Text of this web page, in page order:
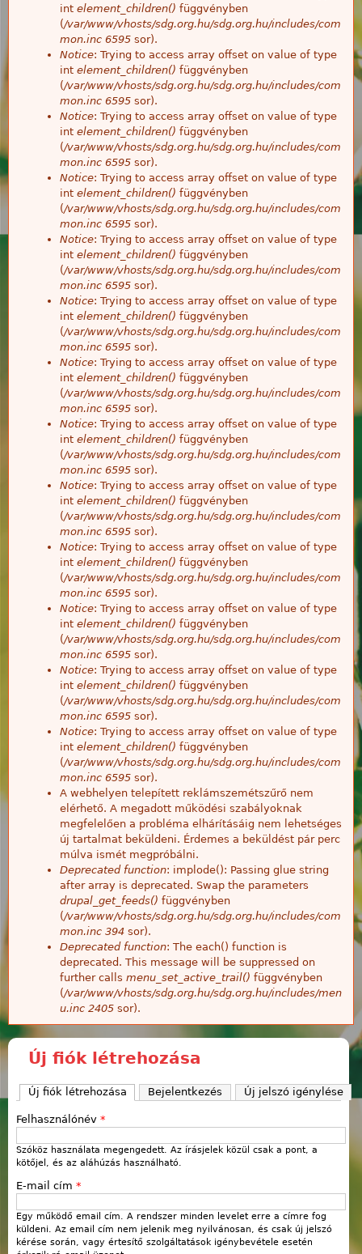
int element_children() függvényben
(/var/www/vhosts/sdg.org.hu/sdg.org.hu/includes/com
mon.inc 6595 sor).
Notice: Trying to access array offset on value of type
int element_children() függvényben
(/var/www/vhosts/sdg.org.hu/sdg.org.hu/includes/com
mon.inc 6595 sor).
Notice: Trying to access array offset on value of type
int element_children() függvényben
(/var/www/vhosts/sdg.org.hu/sdg.org.hu/includes/com
mon.inc 6595 sor).
Notice: Trying to access array offset on value of type
int element_children() függvényben
(/var/www/vhosts/sdg.org.hu/sdg.org.hu/includes/com
mon.inc 6595 sor).
Notice: Trying to access array offset on value of type
int element_children() függvényben
(/var/www/vhosts/sdg.org.hu/sdg.org.hu/includes/com
mon.inc 6595 sor).
Notice: Trying to access array offset on value of type
int element_children() függvényben
(/var/www/vhosts/sdg.org.hu/sdg.org.hu/includes/com
mon.inc 6595 sor).
Notice: Trying to access array offset on value of type
int element_children() függvényben
(/var/www/vhosts/sdg.org.hu/sdg.org.hu/includes/com
mon.inc 6595 sor).
Notice: Trying to access array offset on value of type
int element_children() függvényben
(/var/www/vhosts/sdg.org.hu/sdg.org.hu/includes/com
mon.inc 6595 sor).
Notice: Trying to access array offset on value of type
int element_children() függvényben
(/var/www/vhosts/sdg.org.hu/sdg.org.hu/includes/com
mon.inc 6595 sor).
Notice: Trying to access array offset on value of type
int element_children() függvényben
(/var/www/vhosts/sdg.org.hu/sdg.org.hu/includes/com
mon.inc 6595 sor).
Notice: Trying to access array offset on value of type
int element_children() függvényben
(/var/www/vhosts/sdg.org.hu/sdg.org.hu/includes/com
mon.inc 6595 sor).
Notice: Trying to access array offset on value of type
int element_children() függvényben
(/var/www/vhosts/sdg.org.hu/sdg.org.hu/includes/com
mon.inc 6595 sor).
Notice: Trying to access array offset on value of type
int element_children() függvényben
(/var/www/vhosts/sdg.org.hu/sdg.org.hu/includes/com
mon.inc 6595 sor).
A webhelyen telepített reklámszemétszűrő nem
elérhető. A megadott működési szabályoknak
megfelelően a probléma elhárításáig nem lehetséges
új tartalmat beküldeni. Érdemes a beküldést pár perc
múlva ismét megpróbálni.
Deprecated function: implode(): Passing glue string
after array is deprecated. Swap the parameters
drupal_get_feeds() függvényben
(/var/www/vhosts/sdg.org.hu/sdg.org.hu/includes/com
mon.inc 394 sor).
Deprecated function: The each() function is
deprecated. This message will be suppressed on
further calls menu_set_active_trail() függvényben
(/var/www/vhosts/sdg.org.hu/sdg.org.hu/includes/men
u.inc 2405 sor).
Új fiók létrehozása
Új fiók létrehozása (aktív fül)
Bejelentkezés Új jelszó igénylése
Felhasználónév *
Szóköz használata megengedett. Az írásjelek közül csak a pont, a
kötőjel, és az aláhúzás használható.
E-mail cím *
Egy működő email cím. A rendszer minden levelet erre a címre fog
küldeni. Az email cím nem jelenik meg nyilvánosan, és csak új jelszó
kérése során, vagy értesítő szolgáltatások igénybevétele esetén